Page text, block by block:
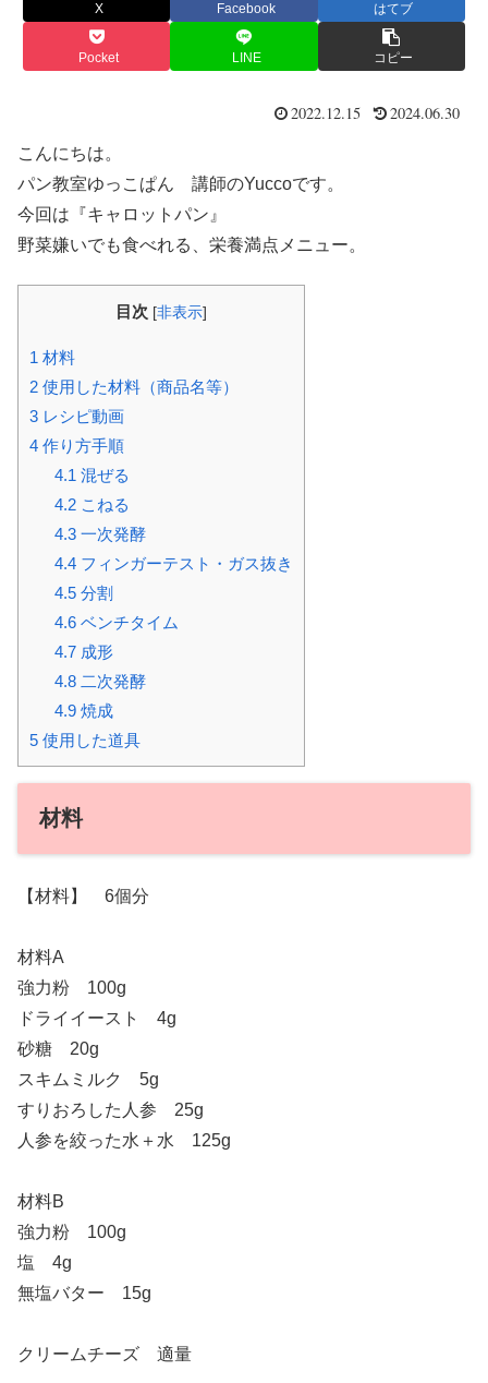
X Facebook はてブ
Pocket LINE コピー
2022.12.15 2024.06.30
こんにちは。
パン教室ゆっこぱん 講師のYuccoです。
今回は『キャロットパン』
野菜嫌いでも食べれる、栄養満点メニュー。
目次 [非表示]
1 材料
2 使用した材料（商品名等）
3 レシピ動画
4 作り方手順
4.1 混ぜる
4.2こねる
4.3一次発酵
4.4フィンガーテスト・ガス抜き
4.5分割
4.6ベンチタイム
4.7成形
4.8二次発酵
4.9焼成
5 使用した道具
材料
【材料】 6個分
材料A
強力粉 100g
ドライイースト 4g
砂糖 20g
スキムミルク 5g
すりおろした人参 25g
人参を絞った水＋水 125g
材料B
強力粉 100g
塩 4g
無塩バター 15g
クリームチーズ 適量